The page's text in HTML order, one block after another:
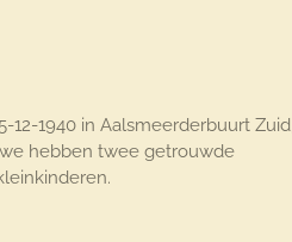
12-1940 in Aalsmeerderbuurt
hebben twee getrouwde